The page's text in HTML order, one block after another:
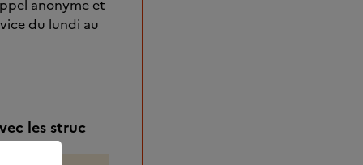
anonyme et
du lundi au
les struc